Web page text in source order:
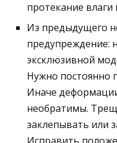
протекание влаги
Из предыдущего
предупреждение:
эксклюзивной
Нужно постоянно
Иначе
необратимы.
заклепывать или